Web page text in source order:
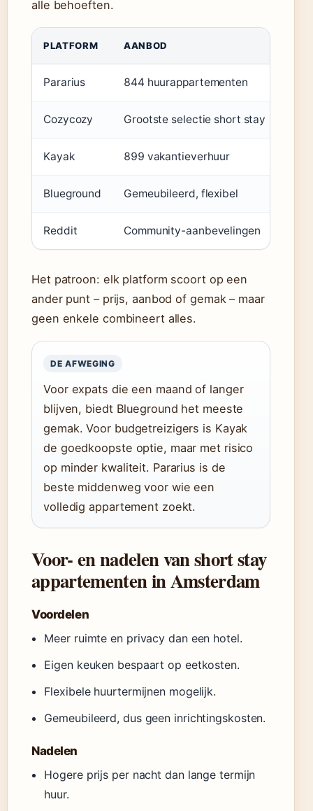
alle behoeften.
PLATFORM AANBOD
Pararius 844 huurappartementen
Cozycozy Grootste selectie short stay
Kayak 899 vakantieverhuur
Blueground Gemeubileerd, flexibel
Reddit Community-aanbevelingen
Het patroon: elk platform scoort op een
ander punt – prijs, aanbod of gemak – maar
geen enkele combineert alles.
DE AFWEGING
Voor expats die een maand of langer
blijven, biedt Blueground het meeste
gemak. Voor budgetreizigers is Kayak
de goedkoopste optie, maar met risico
op minder kwaliteit. Pararius is de
beste middenweg voor wie een
volledig appartement zoekt.
Voor- en nadelen van short stay
appartementen in Amsterdam
Voordelen
Meer ruimte en privacy dan een hotel.
Eigen keuken bespaart op eetkosten.
Flexibele huurtermijnen mogelijk.
Gemeubileerd, dus geen inrichtingskosten.
Nadelen
Hogere prijs per nacht dan lange termijn
huur.